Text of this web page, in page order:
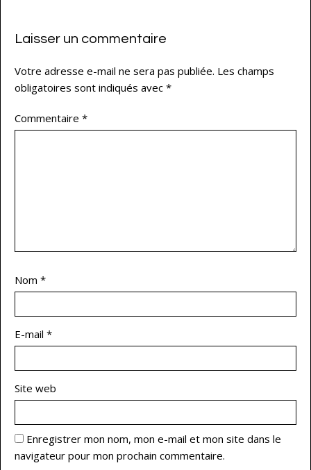
Laisser un commentaire
Votre adresse e-mail ne sera pas publiée. Les champs
obligatoires sont indiqués avec *
Commentaire *
Nom *
E-mail *
Site web
Enregistrer mon nom, mon e-mail et mon site dans le
navigateur pour mon prochain commentaire.